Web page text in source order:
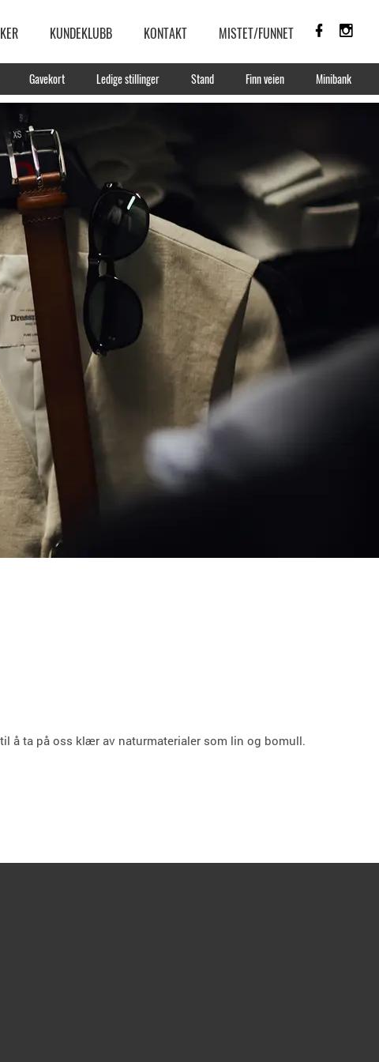
KUNDEKLUBB KONTAKT MISTET/FUNNET
Gavekort Ledige stillinger Stand Finn veien Minibank
å ta på oss klær av naturmaterialer som lin og bomull.